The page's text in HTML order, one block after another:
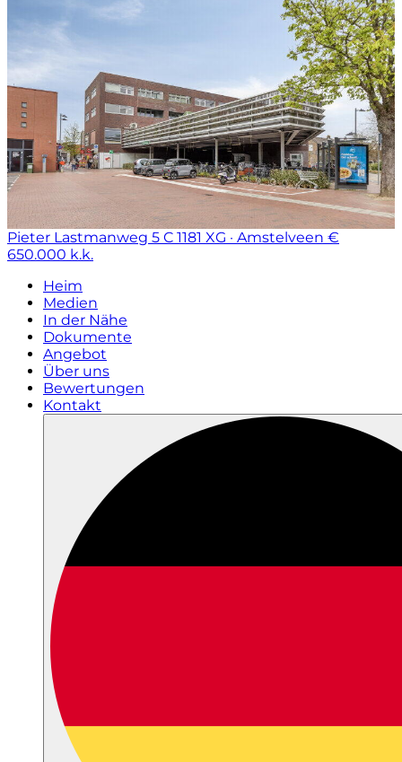
Pieter Lastmanweg 5 C 1181 XG · Amstelveen €
650.000 k.k.
Heim
Medien
In der Nähe
Dokumente
Angebot
Über uns
Bewertungen
Kontakt